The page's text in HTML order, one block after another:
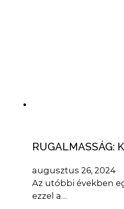
RUGALMASSÁG:
augusztus 26, 2024
Az utóbbi években
ezzel a…